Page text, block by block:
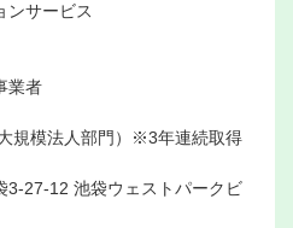
ンサービス
業者
規模法人部門）※3年連続取得
3-27-12 池袋ウェストパークビ